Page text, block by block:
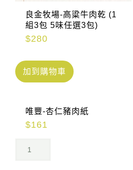
良金牧場-高粱牛肉乾 (1
組3包 5味任選3包)
$280
加到購物車
唯豐-杏仁豬肉紙
$161